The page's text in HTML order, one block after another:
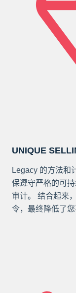
UNIQUE
Legacy 的方法和
保遵守严格的可
审计。 结合起来
令，最终降低了您